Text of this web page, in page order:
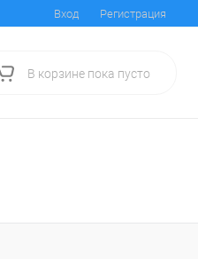
Вход Регистрация
В корзине пока пусто